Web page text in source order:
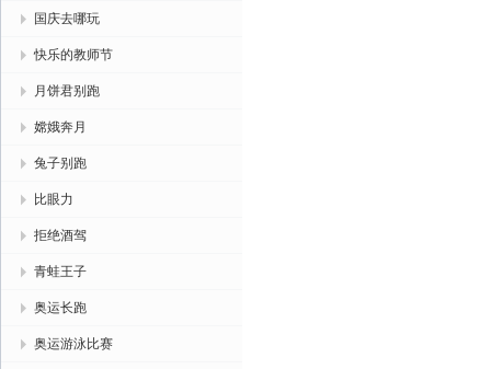
国庆去哪玩
快乐的教师节
月饼君别跑
嫦娥奔月
兔子别跑
比眼力
拒绝酒驾
青蛙王子
奥运长跑
奥运游泳比赛